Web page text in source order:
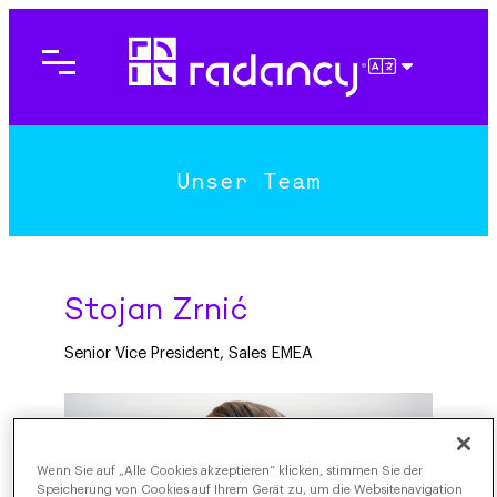
Unser Team
Stojan Zrnić
Senior Vice President, Sales EMEA
Wenn Sie auf „Alle Cookies akzeptieren“ klicken, stimmen Sie der
Speicherung von Cookies auf Ihrem Gerät zu, um die Websitenavigation